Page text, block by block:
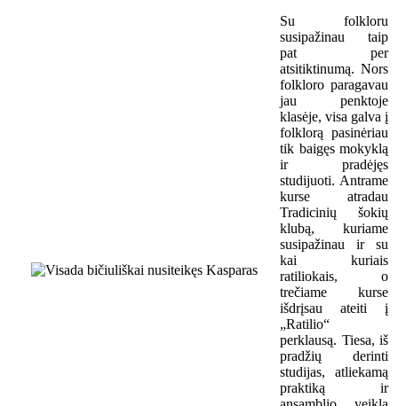
Su folkloru
susipažinau taip
pat per
atsitiktinumą. Nors
folkloro paragavau
jau penktoje
klasėje, visa galva į
folklorą pasinėriau
tik baigęs mokyklą
ir pradėjęs
studijuoti. Antrame
kurse atradau
Tradicinių šokių
klubą, kuriame
susipažinau ir su
kai kuriais
ratiliokais, o
trečiame kurse
išdrįsau ateiti į
„Ratilio“
perklausą. Tiesa, iš
pradžių derinti
studijas, atliekamą
praktiką ir